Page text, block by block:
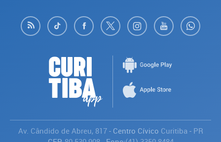
Av. Cândido de Abreu, 817- Centro Cívico Curitiba - PR